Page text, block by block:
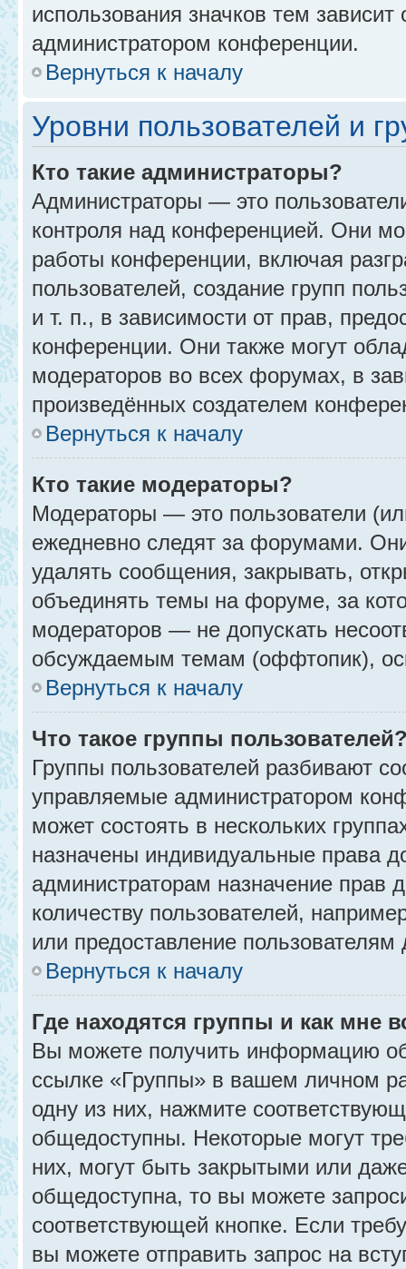
использования значков тем
администратором конференции.
Вернуться к началу
Уровни пользователей и
Кто такие администраторы?
Администраторы — это
контроля над конференцией. Они
работы конференции, включая
пользователей, создание групп
и т. п., в зависимости от прав,
конференции. Они также могут
модераторов во всех форумах, в
произведённых создателем
Вернуться к началу
Кто такие модераторы?
Модераторы — это пользователи
ежедневно следят за форумами.
удалять сообщения, закрывать,
объединять темы на форуме, за
модераторов — не допускать
обсуждаемым темам (оффтопик),
Вернуться к началу
Что такое группы
Группы пользователей разбивают
управляемые администратором
может состоять в нескольких
назначены индивидуальные права
администраторам назначение прав
количеству пользователей,
или предоставление
Вернуться к началу
Где находятся группы и как мне
Вы можете получить информацию
ссылке «Группы» в вашем личном
одну из них, нажмите
общедоступны. Некоторые могут
них, могут быть закрытыми или
общедоступна, то вы можете
соответствующей кнопке. Если
вы можете отправить запрос на